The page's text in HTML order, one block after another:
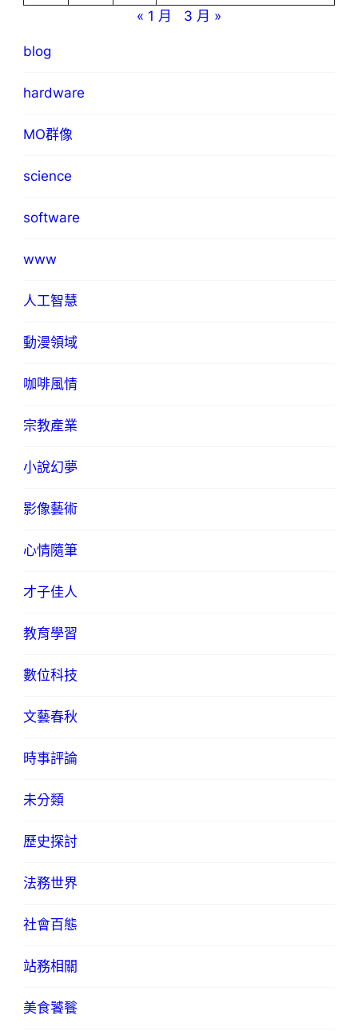
« 1 月
3 月 »
blog
hardware
MO群像
science
software
www
人工智慧
動漫領域
咖啡風情
宗教產業
小說幻夢
影像藝術
心情隨筆
才子佳人
教育學習
數位科技
文藝春秋
時事評論
未分類
歷史探討
法務世界
社會百態
站務相關
美食饕餮